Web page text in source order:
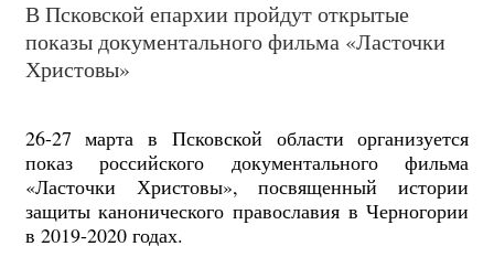
В Псковской епархии пройдут открытые
показы документального фильма «Ласточки
Христовы»
26-27 марта в Псковской области организуется
показ российского документального фильма
«Ласточки Христовы», посвященный истории
защиты канонического православия в Черногории
в 2019-2020 годах.